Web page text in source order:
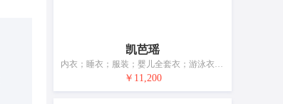
凯芭瑶
内衣；睡衣；服装；婴儿全套衣；游泳衣；鞋（脚上的穿着物）；袜；手套（服装）；围巾；皮带（服饰用）
￥11,200